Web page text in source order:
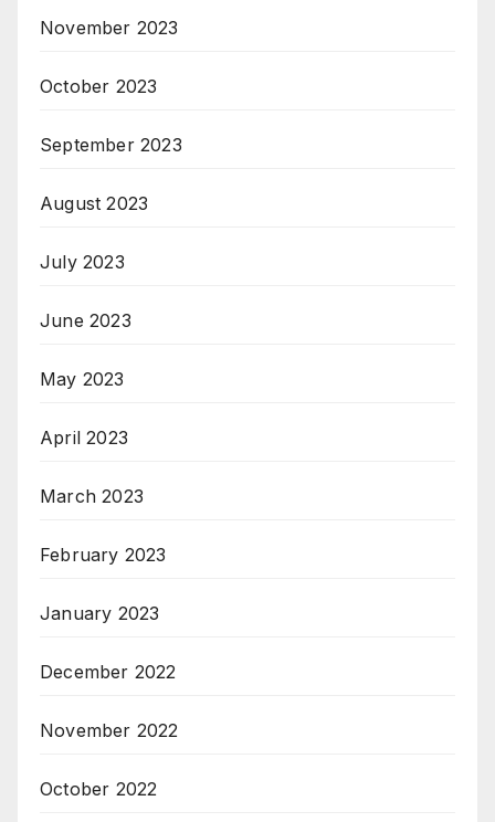
November 2023
October 2023
September 2023
August 2023
July 2023
June 2023
May 2023
April 2023
March 2023
February 2023
January 2023
December 2022
November 2022
October 2022